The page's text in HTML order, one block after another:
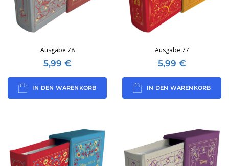
Ausgabe 78
5,99 €
IN DEN WARENKORB
Ausgabe 77
5,99 €
IN DEN WARENKORB